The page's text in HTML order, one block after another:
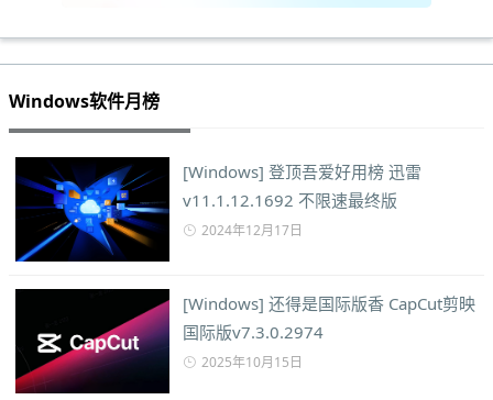
Windows软件月榜
[Windows] 登顶吾爱好用榜 迅雷
v11.1.12.1692 不限速最终版
2024年12月17日
[Windows] 还得是国际版香 CapCut剪映
国际版v7.3.0.2974
2025年10月15日